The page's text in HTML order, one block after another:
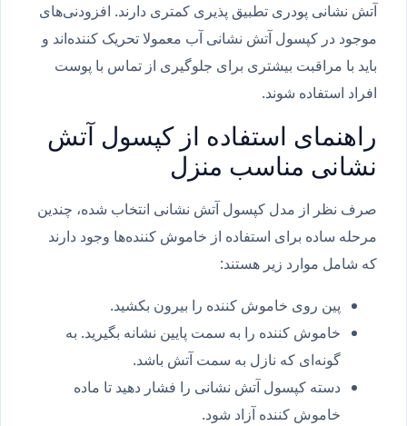
آتش نشانی پودری تطبیق پذیری کمتری دارند. افزودنی‌های
موجود در کپسول آتش نشانی آب معمولا تحریک کننده‌اند و
باید با مراقبت بیشتری برای جلوگیری از تماس با پوست
افراد استفاده شوند.
راهنمای استفاده از کپسول آتش
نشانی مناسب منزل
صرف نظر از مدل کپسول آتش نشانی انتخاب شده، چندین
مرحله ساده برای استفاده از خاموش کننده‌ها وجود دارند
که شامل موارد زیر هستند:
پین روی خاموش کننده را بیرون بکشید.
خاموش کننده را به سمت پایین نشانه بگیرید. به
گونه‌ای که نازل به سمت آتش باشد.
دسته کپسول آتش نشانی را فشار دهید تا ماده
خاموش کننده آزاد شود.